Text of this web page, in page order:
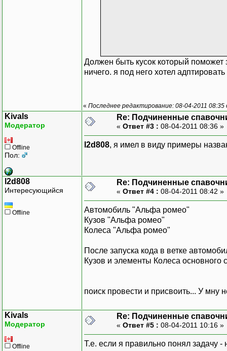
конеццикла;
КолЕксель=cel;
Должен быть кусок который поможет
ничего. я под него хотел
« Последнее редактирование: 08-04-2011 08:35
Kivals
Модератор
Offline
Пол:
Re: Подчиненные
« Ответ #3 : 08-04-2011 08:36 »
l2d808, я имел в виду примеры
l2d808
Интересующийся
Offline
Re: Подчиненные
« Ответ #4 : 08-04-2011 08:42 »
Автомобиль "Альфа ромео"
Кузов "Альфа ромео"
Колеса "Альфа ромео"
После запуска кода в ветке
Кузов и элементы Колеса основного
поиск провести и присвоить... У мну
Kivals
Модератор
Offline
Re: Подчиненные
« Ответ #5 : 08-04-2011 10:16 »
Т.е. если я правильно понял задачу -